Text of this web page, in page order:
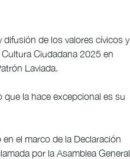
de los valores cívicos y
Ciudadana 2025 en
Laviada.
que la hace excepcional es su
el marco de la Declaración
por la Asamblea General